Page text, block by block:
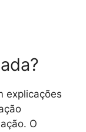
explicações
O